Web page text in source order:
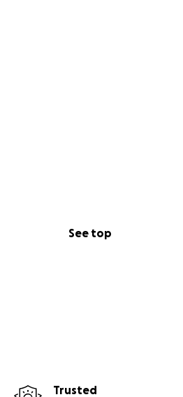
See top
Trusted